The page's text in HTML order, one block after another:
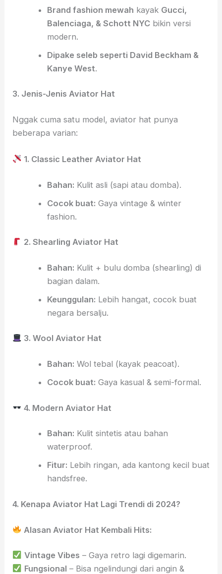
Brand fashion mewah kayak Gucci,
Balenciaga, & Schott NYCbikin versi
modern.
Dipake seleb seperti David Beckham &
Kanye West.
3. Jenis-Jenis Aviator Hat
Nggak cuma satu model, aviator hat punya
beberapa varian:
1. Classic Leather Aviator Hat
Bahan: Kulit asli (sapi atau domba).
Cocok buat: Gaya vintage & winter
fashion.
2. Shearling Aviator Hat
Bahan: Kulit + bulu domba (shearling) di
bagian dalam.
Keunggulan: Lebih hangat, cocok buat
negara bersalju.
3. Wool Aviator Hat
Bahan: Wol tebal (kayak peacoat).
Cocok buat: Gaya kasual & semi-formal.
4. Modern Aviator Hat
Bahan: Kulit sintetis atau bahan
waterproof.
Fitur: Lebih ringan, ada kantong kecil buat
handsfree.
4. Kenapa Aviator Hat Lagi Trendi di 2024?
Alasan Aviator Hat Kembali Hits:
Vintage Vibes – Gaya retro lagi digemarin.
Fungsional – Bisa ngelindungi dari angin &